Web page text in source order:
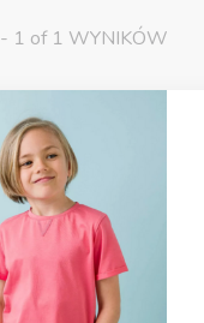
1 of 1 WYNIKÓW